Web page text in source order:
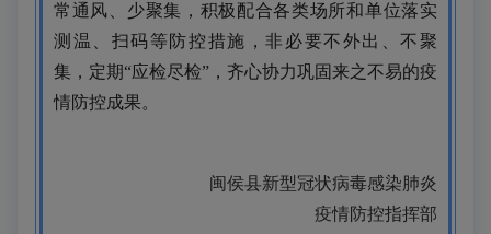
常通风、少聚集，积极配合各类场所和单位落实
测温、扫码等防控措施，非必要不外出、不聚
集，定期“应检尽检”，齐心协力巩固来之不易的疫
情防控成果。
闽侯县新型冠状病毒感染肺炎
疫情防控指挥部